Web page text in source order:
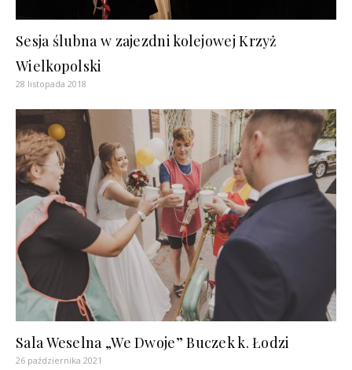
Sesja ślubna w zajezdni kolejowej Krzyż
Wielkopolski
28 listopada 2018
Sala Weselna „We Dwoje” Buczek k. Łodzi
26 października 2021